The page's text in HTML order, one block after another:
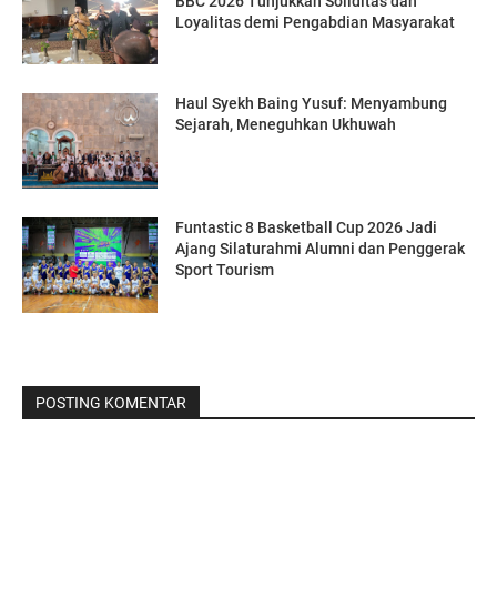
Loyalitas demi Pengabdian Masyarakat
Haul Syekh Baing Yusuf: Menyambung
Sejarah, Meneguhkan Ukhuwah
Funtastic 8 Basketball Cup 2026 Jadi
Ajang Silaturahmi Alumni dan Penggerak
Sport Tourism
POSTING KOMENTAR